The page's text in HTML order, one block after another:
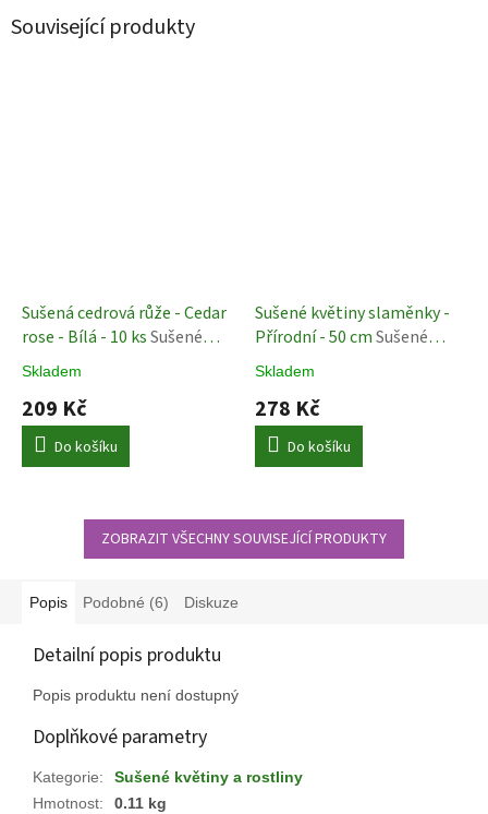
Související produkty
Sušená cedrová růže - Cedar
rose - Bílá - 10 ksSušené
květiny
Skladem
209 Kč
Do košíku
Sušené květiny slaměnky -
Přírodní - 50 cmSušené
Rostliny
Skladem
278 Kč
Do košíku
ZOBRAZIT VŠECHNY SOUVISEJÍCÍ PRODUKTY
Popis Podobné (6) Diskuze
Detailní popis produktu
Popis produktu není dostupný
Doplňkové parametry
Kategorie:
Sušené květiny a rostliny
Hmotnost:
0.11 kg